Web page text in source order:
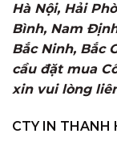
Hà Nội, Hải
Bình, Nam
Bắc Ninh, Bắc
cầu đặt mua
xin vui lòng
CTY IN THANH